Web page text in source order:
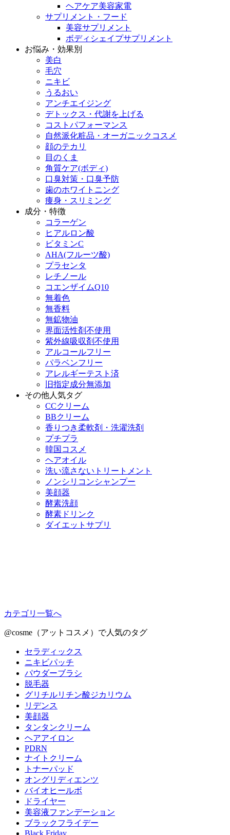
ヘアケア美容家電
サプリメント・フード
美容サプリメント
ボディシェイプサプリメント
お悩み・効果別
美白
毛穴
ニキビ
うるおい
アンチエイジング
デトックス・代謝を上げる
コストパフォーマンス
自然派化粧品・オーガニックコスメ
顔のテカリ
目のくま
角質ケア(ボディ)
口臭対策・口臭予防
歯のホワイトニング
痩身・スリミング
成分・特徴
コラーゲン
ヒアルロン酸
ビタミンC
AHA(フルーツ酸)
プラセンタ
レチノール
コエンザイムQ10
無着色
無香料
無鉱物油
界面活性剤不使用
紫外線吸収剤不使用
アルコールフリー
パラベンフリー
アレルギーテスト済
旧指定成分無添加
その他人気タグ
CCクリーム
BBクリーム
香りつき柔軟剤・洗濯洗剤
プチプラ
韓国コスメ
ヘアオイル
洗い流さないトリートメント
ノンシリコンシャンプー
美顔器
酵素洗顔
酵素ドリンク
ダイエットサプリ
カテゴリ一覧へ
@cosme（アットコスメ）で人気のタグ
セラディックス
ニキビパッチ
パウダーブラシ
脱毛器
グリチルリチン酸ジカリウム
リデンス
美顔器
タンタンクリーム
ヘアアイロン
PDRN
ナイトクリーム
トナーパッド
オングリディエンツ
バイオヒールボ
ドライヤー
美容液ファンデーション
ブラックフライデー
Black Friday